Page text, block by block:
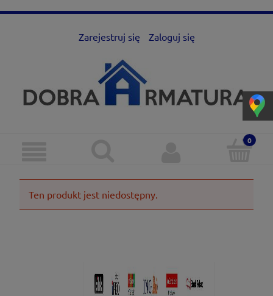
Zarejestruj się Zaloguj się
Ten produkt jest niedostępny.